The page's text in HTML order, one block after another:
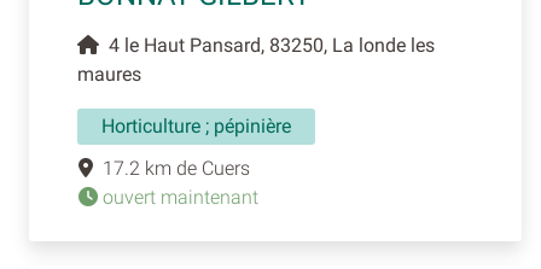
4 le Haut Pansard, 83250, La londe les
maures
Horticulture ; pépinière
17.2 km de Cuers
ouvert maintenant